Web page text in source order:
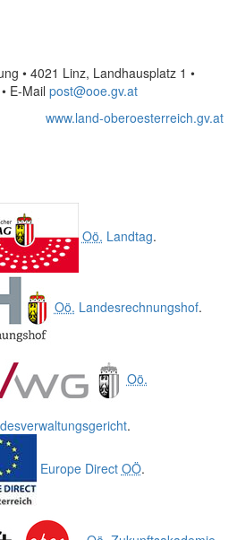
• 4021 Linz, Landhausplatz 1 •
• E-Mail post@ooe.gv.at
www.land-oberoesterreich.gv.at
Oö. Landtag.
Oö. Landesrechnungshof.
Oö.
.
Europe Direct OÖ.